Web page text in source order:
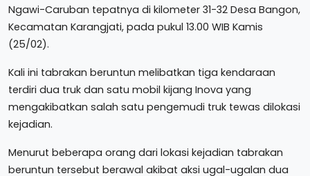
Ngawi-Caruban tepatnya di kilometer 31-32 Desa Bangon,
Kecamatan Karangjati, pada pukul 13.00 WIB Kamis
(25/02).
Kali ini tabrakan beruntun melibatkan tiga kendaraan
terdiri dua truk dan satu mobil kijang Inova yang
mengakibatkan salah satu pengemudi truk tewas dilokasi
kejadian.
Menurut beberapa orang dari lokasi kejadian tabrakan
beruntun tersebut berawal akibat aksi ugal-ugalan dua